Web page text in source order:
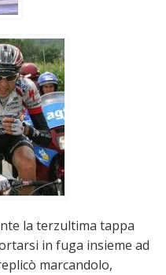
la terzultima tappa
in fuga insieme ad
marcandolo,